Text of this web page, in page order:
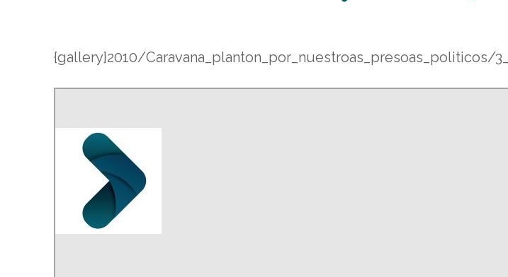
{gallery}2010/Caravana_planton_por_nuestroas_presoas_politicos/